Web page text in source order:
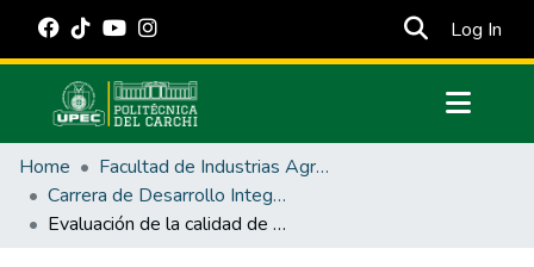
Log In
Communities & Collections
All of DSpace
Statistics
Home
Facultad de Industrias Agropecuarias y Ciencias Ambientales
Carrera de Desarrollo Integral Agropecuario
Evaluación de la calidad de ensilaje a base de forraje de aliso (Alnus acuminata. spp) y Microorganismo Eficientes Autóctonos, EMAS